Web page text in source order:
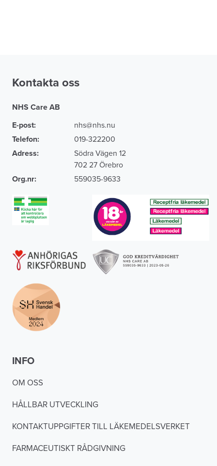
Kontakta oss
NHS Care AB
E-post:
nhs@nhs.nu
Telefon:
019-322200
Adress:
Södra Vägen 12
702 27 Örebro
Org.nr:
559035-9633
INFO
OM OSS
HÅLLBAR UTVECKLING
KONTAKTUPPGIFTER TILL LÄKEMEDELSVERKET
FARMACEUTISKT RÅDGIVNING